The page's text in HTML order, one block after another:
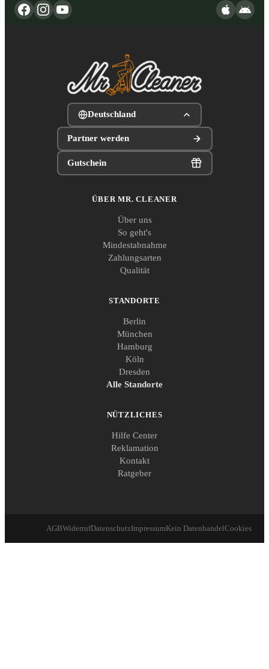
Deutschland
Partner werden
Gutschein
ÜBER MR. CLEANER
Über uns
So geht's
Mindestabnahme
Zahlungsarten
Qualität
STANDORTE
Berlin
München
Hamburg
Köln
Dresden
Alle Standorte
NÜTZLICHES
Hilfe Center
Reklamation
Kontakt
Ratgeber
AGBWiderrufDatenschutzImpressumKein DatenhandelCookies